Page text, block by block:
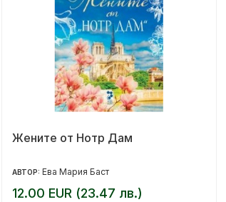
Жените от Нотр Дам
АВТОР: Ева Мария Баст
12.00 EUR (23.47 лв.)